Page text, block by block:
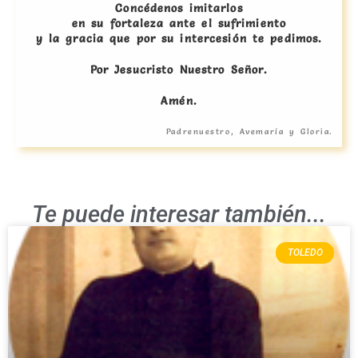
Concédenos imitarlos
en su fortaleza ante el sufrimiento
y la gracia que por su intercesión te pedimos.
Por Jesucristo Nuestro Señor.
Amén.
Padrenuestro, Avemaría y Gloria.
Te puede interesar también...
TOLEDO